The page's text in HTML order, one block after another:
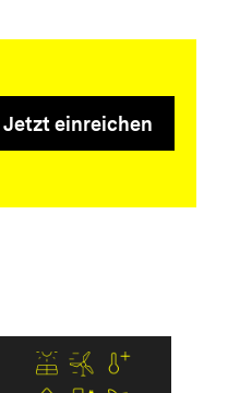
Jetzt einreichen